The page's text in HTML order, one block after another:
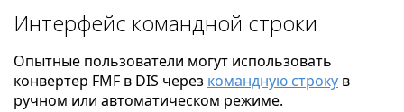
Интерфейс командной строки
Опытные пользователи могут использовать
конвертер FMF в DIS через командную строку в
ручном или автоматическом режиме.